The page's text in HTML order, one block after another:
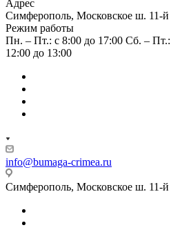
Адрес
Симферополь, Московское ш. 11-
Режим работы
Пн. – Пт.: с 8:00 до 17:00 Сб. –
12:00 до 13:00
info@bumaga-crimea.ru
Симферополь, Московское ш. 11-